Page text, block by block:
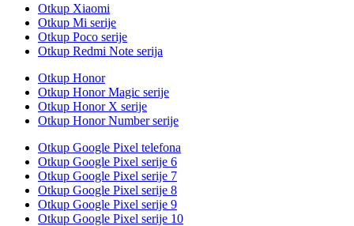
Otkup Xiaomi
Otkup Mi serije
Otkup Poco serije
Otkup Redmi Note serija
Otkup Honor
Otkup Honor Magic serije
Otkup Honor X serije
Otkup Honor Number serije
Otkup Google Pixel telefona
Otkup Google Pixel serije 6
Otkup Google Pixel serije 7
Otkup Google Pixel serije 8
Otkup Google Pixel serije 9
Otkup Google Pixel serije 10